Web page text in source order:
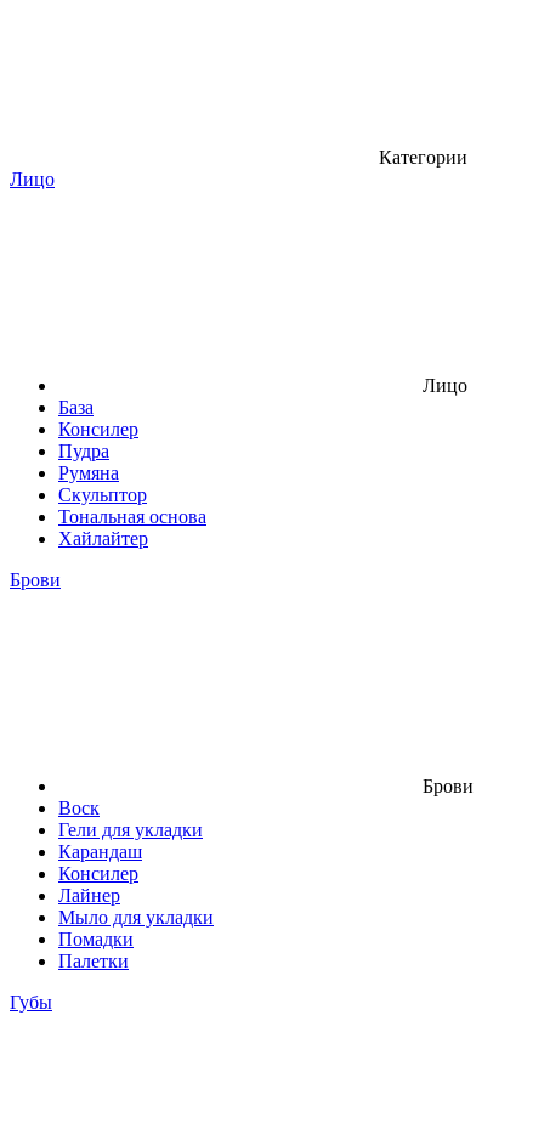
Категории
Лицо
Лицо
База
Консилер
Пудра
Румяна
Скульптор
Тональная основа
Хайлайтер
Брови
Брови
Воск
Гели для укладки
Карандаш
Консилер
Лайнер
Мыло для укладки
Помадки
Палетки
Губы